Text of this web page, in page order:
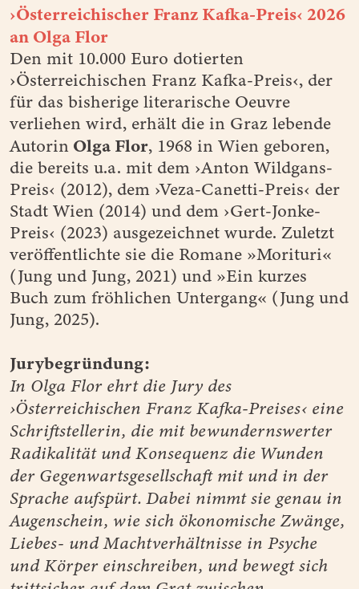
›Österreichischer Franz Kafka-Preis‹ 2026
an Olga Flor
Den mit 10.000 Euro dotierten
›Österreichischen Franz Kafka-Preis‹, der
für das bisherige literarische Oeuvre
verliehen wird, erhält die in Graz lebende
Autorin Olga Flor, 1968 in Wien geboren,
die bereits u.a. mit dem ›Anton Wildgans-
Preis‹ (2012), dem ›Veza-Canetti-Preis‹ der
Stadt Wien (2014) und dem ›Gert-Jonke-
Preis‹ (2023) ausgezeichnet wurde. Zuletzt
veröffentlichte sie die Romane »Morituri«
(Jung und Jung, 2021) und »Ein kurzes
Buch zum fröhlichen Untergang« (Jung und
Jung, 2025).
Jurybegründung:
In Olga Flor ehrt die Jury des
›Österreichischen Franz Kafka-Preises‹ eine
Schriftstellerin, die mit bewundernswerter
Radikalität und Konsequenz die Wunden
der Gegenwartsgesellschaft mit und in der
Sprache aufspürt. Dabei nimmt sie genau in
Augenschein, wie sich ökonomische Zwänge,
Liebes- und Machtverhältnisse in Psyche
und Körper einschreiben, und bewegt sich